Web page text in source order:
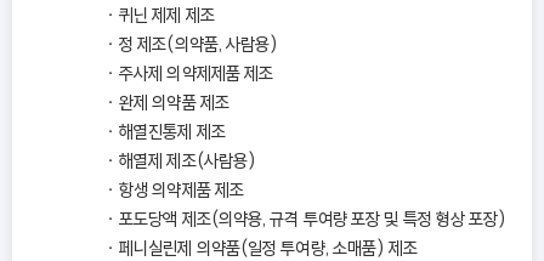
퀴닌 제제 제조
정 제조(의약품, 사람용)
주사제 의약제제품 제조
완제 의약품 제조
해열진통제 제조
해열제 제조(사람용)
항생 의약제품 제조
포도당액 제조(의약용, 규격 투여량 포장 및 특정 형상 포장)
페니실린제 의약품(일정 투여량, 소매품) 제조